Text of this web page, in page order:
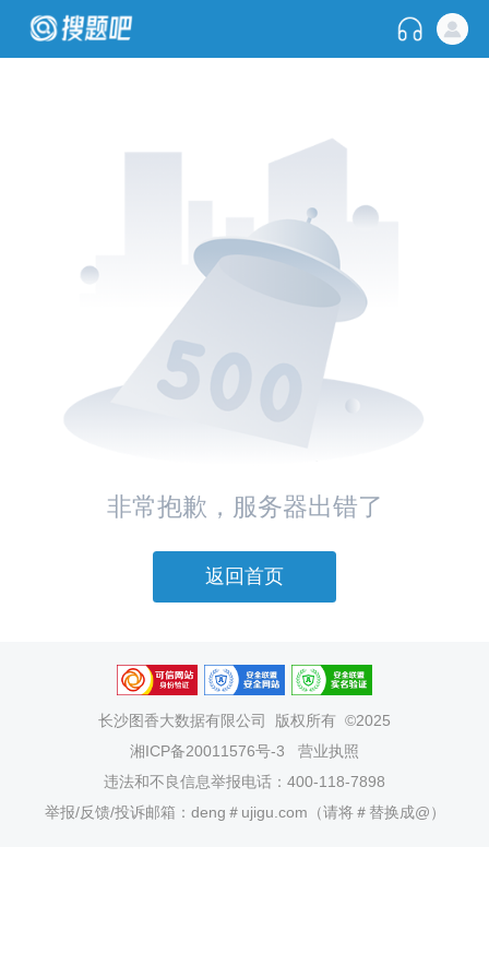
非常抱歉，服务器出错了
返回首页
长沙图香大数据有限公司
版权所有 ©2025
湘ICP备20011576号-3
营业执照
违法和不良信息举报电话：400-118-7898
举报/反馈/投诉邮箱：deng＃ujigu.com（请将＃替换成@）